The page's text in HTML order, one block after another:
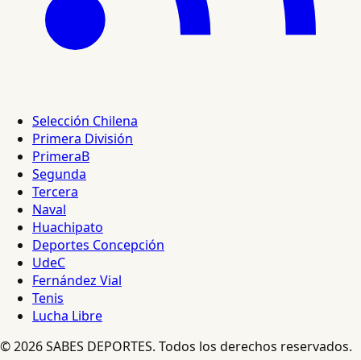
Selección Chilena
Primera División
PrimeraB
Segunda
Tercera
Naval
Huachipato
Deportes Concepción
UdeC
Fernández Vial
Tenis
Lucha Libre
© 2026 SABES DEPORTES. Todos los derechos reservados.